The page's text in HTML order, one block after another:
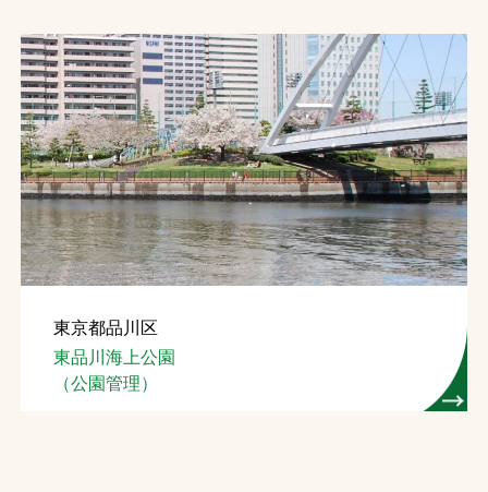
東京都品川区
東品川海上公園
（公園管理）